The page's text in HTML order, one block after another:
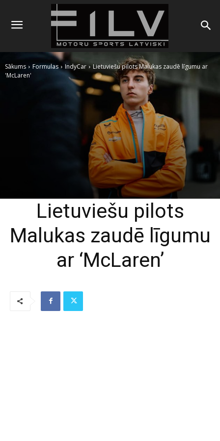
Sākums Formulas IndyCar
Lietuviešu pilots Malukas zaudē līgumu ar
'McLaren'
Lietuviešu pilots
Malukas zaudē līgumu
ar ‘McLaren’